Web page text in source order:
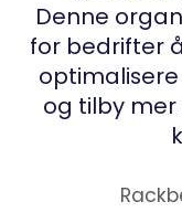
Denne
for bedrifter
og tilby